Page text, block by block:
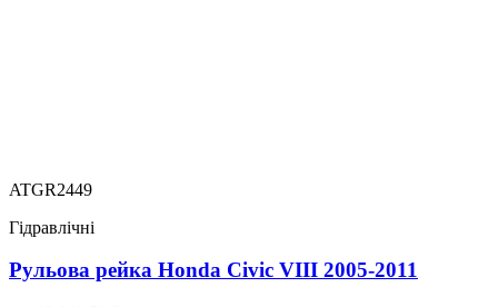
ATGR2449
Гідравлічні
Рульова рейка Honda Civic VIII 2005-2011